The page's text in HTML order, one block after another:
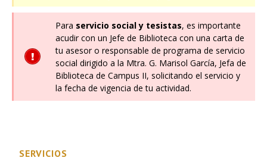
Para servicio social y tesistas, es importante
acudir con un Jefe de Biblioteca con una carta de
tu asesor o responsable de programa de servicio
social dirigido a la Mtra. G. Marisol García, Jefa de
Biblioteca de Campus II, solicitando el servicio y
la fecha de vigencia de tu actividad.
SERVICIOS